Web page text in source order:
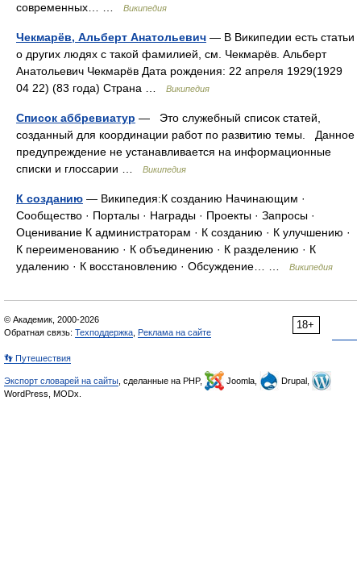
современных… …
Википедия
Чекмарёв, Альберт Анатольевич — В Википедии есть статьи
о других людях с такой фамилией, см. Чекмарёв. Альберт
Анатольевич Чекмарёв Дата рождения: 22 апреля 1929(1929
04 22) (83 года) Страна …
Википедия
Список аббревиатур — Это служебный список статей,
созданный для координации работ по развитию темы. Данное
предупреждение не устанавливается на информационные
списки и глоссарии …
Википедия
К созданию — Википедия:К созданию Начинающим ·
Сообщество · Порталы · Награды · Проекты · Запросы ·
Оценивание К администраторам · К созданию · К улучшению ·
К переименованию · К объединению · К разделению · К
удалению · К восстановлению · Обсуждение… …
Википедия
18+
© Академик, 2000-2026
Обратная связь: Техподдержка Реклама на сайте
👣 Путешествия
Экспорт словарей на сайты , сделанные на PHP, Joomla,
Drupal,
WordPress, MODx.